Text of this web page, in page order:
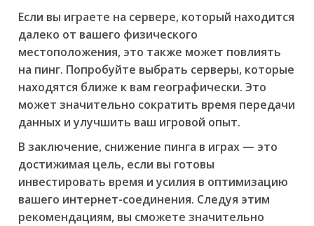
Если вы играете на сервере, который находится
далеко от вашего физического
местоположения, это также может повлиять
на пинг. Попробуйте выбрать серверы, которые
находятся ближе к вам географически. Это
может значительно сократить время передачи
данных и улучшить ваш игровой опыт.
В заключение, снижение пинга в играх — это
достижимая цель, если вы готовы
инвестировать время и усилия в оптимизацию
вашего интернет-соединения. Следуя этим
рекомендациям, вы сможете значительно